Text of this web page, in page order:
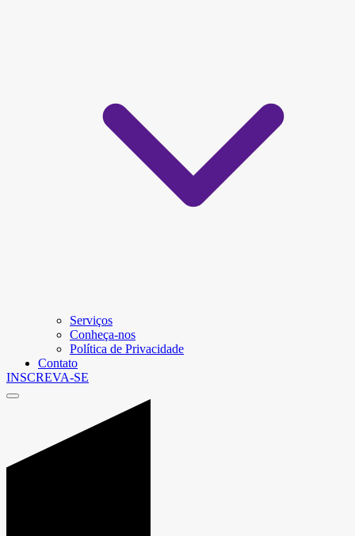
Serviços
Conheça-nos
Política de Privacidade
Contato
INSCREVA-SE